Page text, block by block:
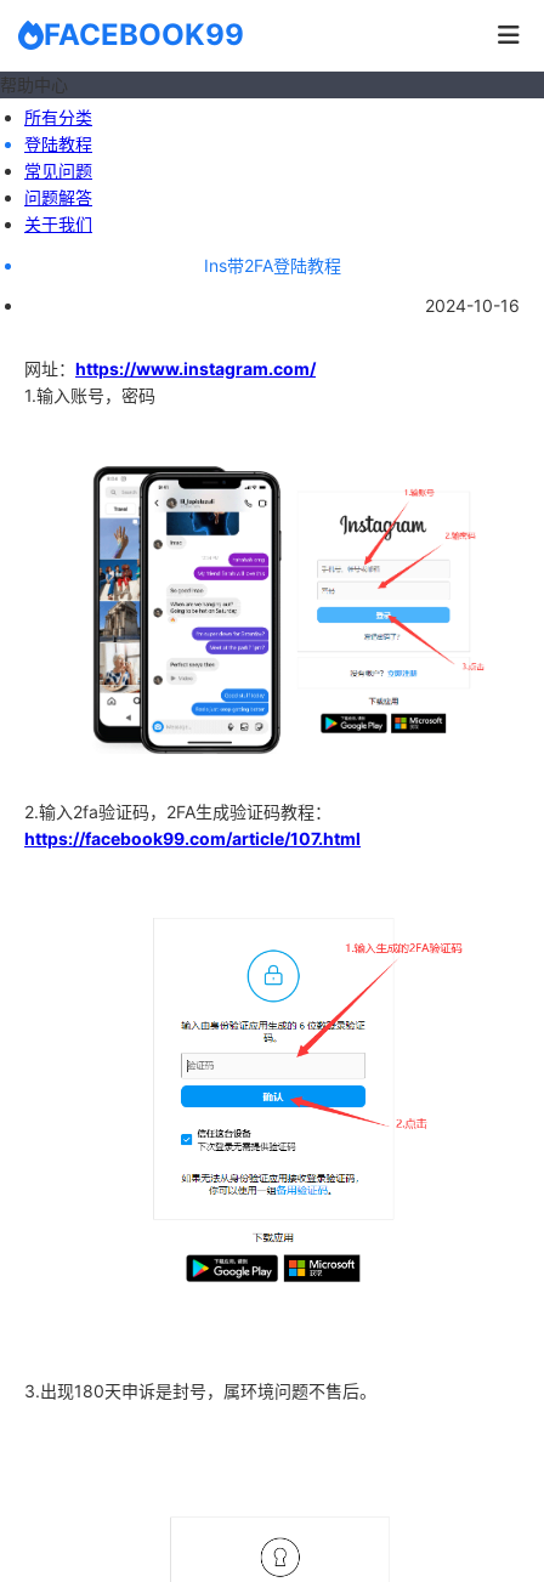
FACEBOOK99
帮助中心
所有分类
登陆教程
常见问题
问题解答
关于我们
Ins带2FA登陆教程
2024-10-16
网址： https://www.instagram.com/
1.输入账号，密码
2.输入2fa验证码， 2FA生成验证码教程：
https://facebook99.com/article/107.html
3.出现180天申诉是封号，属环境问题不售后。